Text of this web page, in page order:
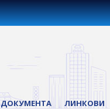
ДОКУМЕНТА ЛИНКОВИ